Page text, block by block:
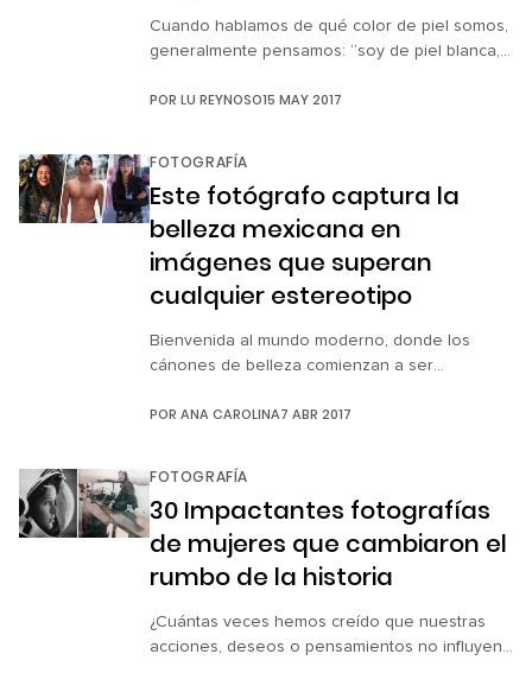
Cuando hablamos de qué color de piel somos,
generalmente pensamos: “soy de piel blanca,
todos tenemos un color de piel tan exacto
fotógrafa brasileña Angélica Dass decidió
pretende hacer inventario de los tonos de […]
POR LU REYNOSO15 MAY 2017
FOTOGRAFÍA
Este fotógrafo captura la
belleza mexicana en
imágenes que superan
cualquier estereotipo
Bienvenida al mundo moderno, donde los
cánones de belleza comienzan a ser
las que ya no existe espacio para un solo
artista, en museos o en Internet nos han
los estereotipos y el folclor de […]
POR ANA CAROLINA7 ABR 2017
FOTOGRAFÍA
30 Impactantes fotografías
de mujeres que cambiaron el
rumbo de la historia
¿Cuántas veces hemos creído que nuestras
acciones, deseos o pensamientos no influyen